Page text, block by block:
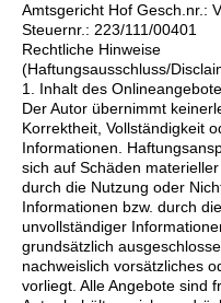
Amtsgericht Hof Gesch.nr.:
Steuernr.: 223/111/00401
Rechtliche Hinweise
(Haftungsausschluss/
1. Inhalt des
Der Autor übernimmt
Korrektheit, Vollständigkeit
Informationen.
sich auf Schäden
durch die Nutzung oder
Informationen bzw. durch
unvollständiger
grundsätzlich
nachweislich vorsätzliches
vorliegt. Alle Angebote sind